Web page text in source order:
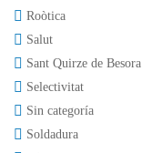
Roòtica
Salut
Sant Quirze de Besora
Selectivitat
Sin categoría
Soldadura